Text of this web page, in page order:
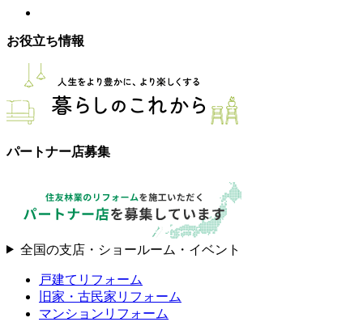
お役立ち情報
パートナー店募集
全国の支店・ショールーム・イベント
戸建てリフォーム
旧家・古民家リフォーム
マンションリフォーム